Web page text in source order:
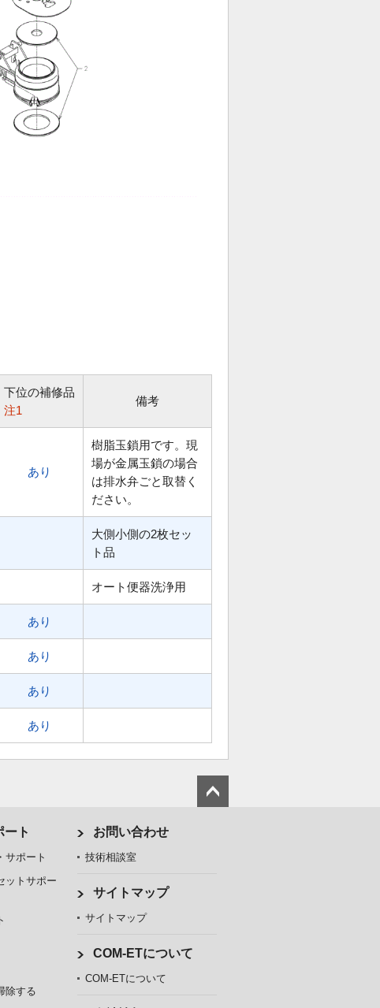
下位の補修品
注1
備考
あり
樹脂玉鎖用です。現
場が金属玉鎖の場合
は排水弁ごと取替く
ださい。
大側小側の2枚セッ
ト品
オート便器洗浄用
あり
あり
あり
あり
ート
サポート
ットサポー
除する
お問い合わせ
技術相談室
サイトマップ
サイトマップ
COM-ETについて
COM-ETについて